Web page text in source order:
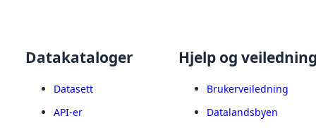
Datakataloger
Datasett
API-er
Hjelp og
Brukerveiledning
Datalandsbyen